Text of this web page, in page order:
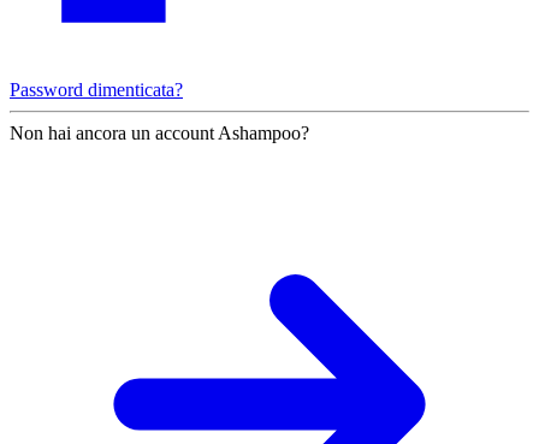
Password dimenticata?
Non hai ancora un account Ashampoo?